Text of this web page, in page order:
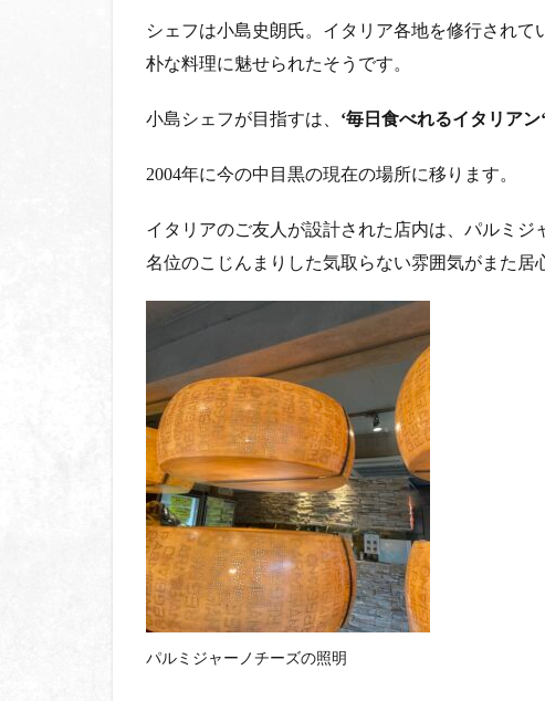
の面
白さ
Bacione
報
シェフは小島史朗氏。イタリア各地を修行され
朴な料理に魅せられたそうです。
小島シェフが目指すは、 ‘毎日食べれるイタリアン‘
2004年に今の中目黒の現在の場所に移ります。
イタリアのご友人が設計された店内は、パルミ
名位のこじんまりした気取らない雰囲気がまた居
パルミジャーノチーズの照明